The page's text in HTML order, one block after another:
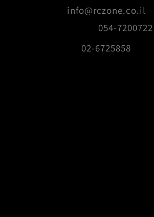
info@rczone.co.il
054-7200722
02-6725858